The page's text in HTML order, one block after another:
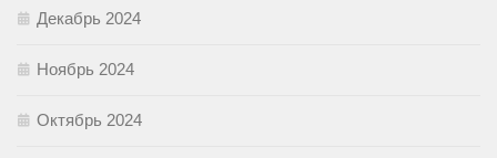
Декабрь 2024
Ноябрь 2024
Октябрь 2024